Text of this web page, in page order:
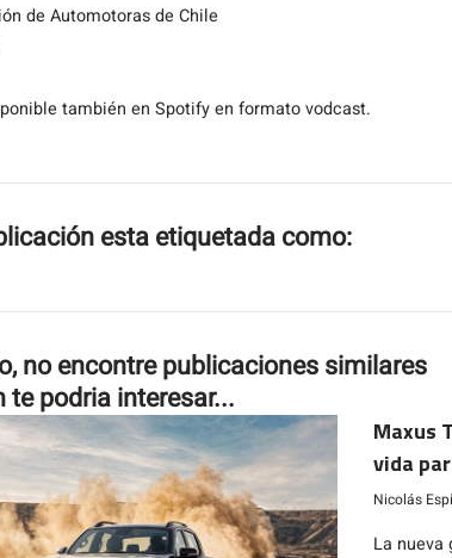
de Automotoras de Chile
también en Spotify en formato vodcast.
esta etiquetada como:
no encontre publicaciones similares
te podria interesar...
Maxus
vida
Nicolás
La nueva